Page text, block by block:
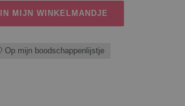
IN MIJN WINKELMANDJE
Op mijn boodschappenlijstje